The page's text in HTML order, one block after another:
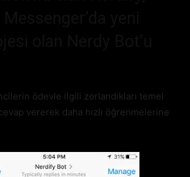
ödevle ilgili zorlandıkları temel
vererek daha hızlı öğrenmelerine